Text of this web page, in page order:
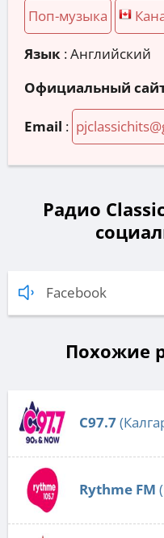
Поп-музыка
Язык : Английский
Официальный
Email :
Радио
Facebook
Похожие
C97.7
Rythme FM